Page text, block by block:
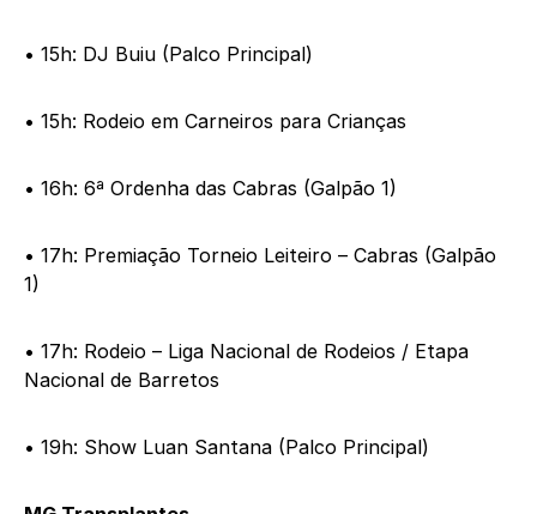
• 15h: DJ Buiu (Palco Principal)
• 15h: Rodeio em Carneiros para Crianças
• 16h: 6ª Ordenha das Cabras (Galpão 1)
• 17h: Premiação Torneio Leiteiro – Cabras (Galpão
1)
• 17h: Rodeio – Liga Nacional de Rodeios / Etapa
Nacional de Barretos
• 19h: Show Luan Santana (Palco Principal)